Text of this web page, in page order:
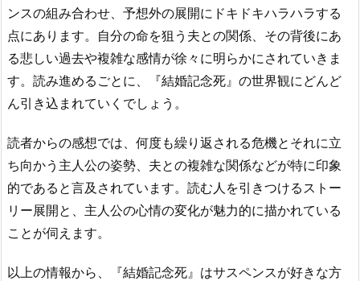
ンスの組み合わせ、予想外の展開にドキドキハラハラする
点にあります。自分の命を狙う夫との関係、その背後にあ
る悲しい過去や複雑な感情が徐々に明らかにされていきま
す。読み進めるごとに、『結婚記念死』の世界観にどんど
ん引き込まれていくでしょう​​。
読者からの感想では、何度も繰り返される危機とそれに立
ち向かう主人公の姿勢、夫との複雑な関係などが特に印象
的であると言及されています。読む人を引きつけるストー
リー展開と、主人公の心情の変化が魅力的に描かれている
ことが伺えます​​。
以上の情報から、『結婚記念死』はサスペンスが好きな方